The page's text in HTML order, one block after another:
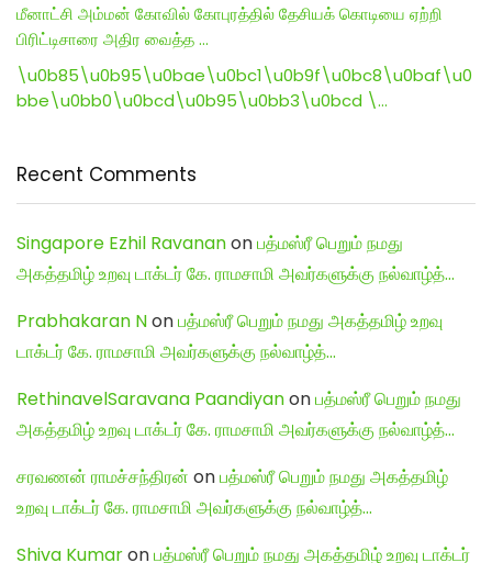
மீனாட்சி அம்மன் கோவில் கோபுரத்தில் தேசியக் கொடியை ஏற்றி
பிரிட்டிசாரை அதிர வைத்த …
\u0b85\u0b95\u0bae\u0bc1\u0b9f\u0bc8\u0baf\u0
bbe\u0bb0\u0bcd\u0b95\u0bb3\u0bcd \…
Recent Comments
Singapore Ezhil Ravananonபத்மஸ்ரீ பெறும் நமது
அகத்தமிழ் உறவு டாக்டர் கே. ராமசாமி அவர்களுக்கு நல்வாழ்த்…
Prabhakaran Nonபத்மஸ்ரீ பெறும் நமது அகத்தமிழ் உறவு
டாக்டர் கே. ராமசாமி அவர்களுக்கு நல்வாழ்த்…
RethinavelSaravana Paandiyanonபத்மஸ்ரீ பெறும் நமது
அகத்தமிழ் உறவு டாக்டர் கே. ராமசாமி அவர்களுக்கு நல்வாழ்த்…
சரவணன் ராமச்சந்திரன் onபத்மஸ்ரீ பெறும் நமது அகத்தமிழ்
உறவு டாக்டர் கே. ராமசாமி அவர்களுக்கு நல்வாழ்த்…
Shiva Kumaronபத்மஸ்ரீ பெறும் நமது அகத்தமிழ் உறவு டாக்டர்